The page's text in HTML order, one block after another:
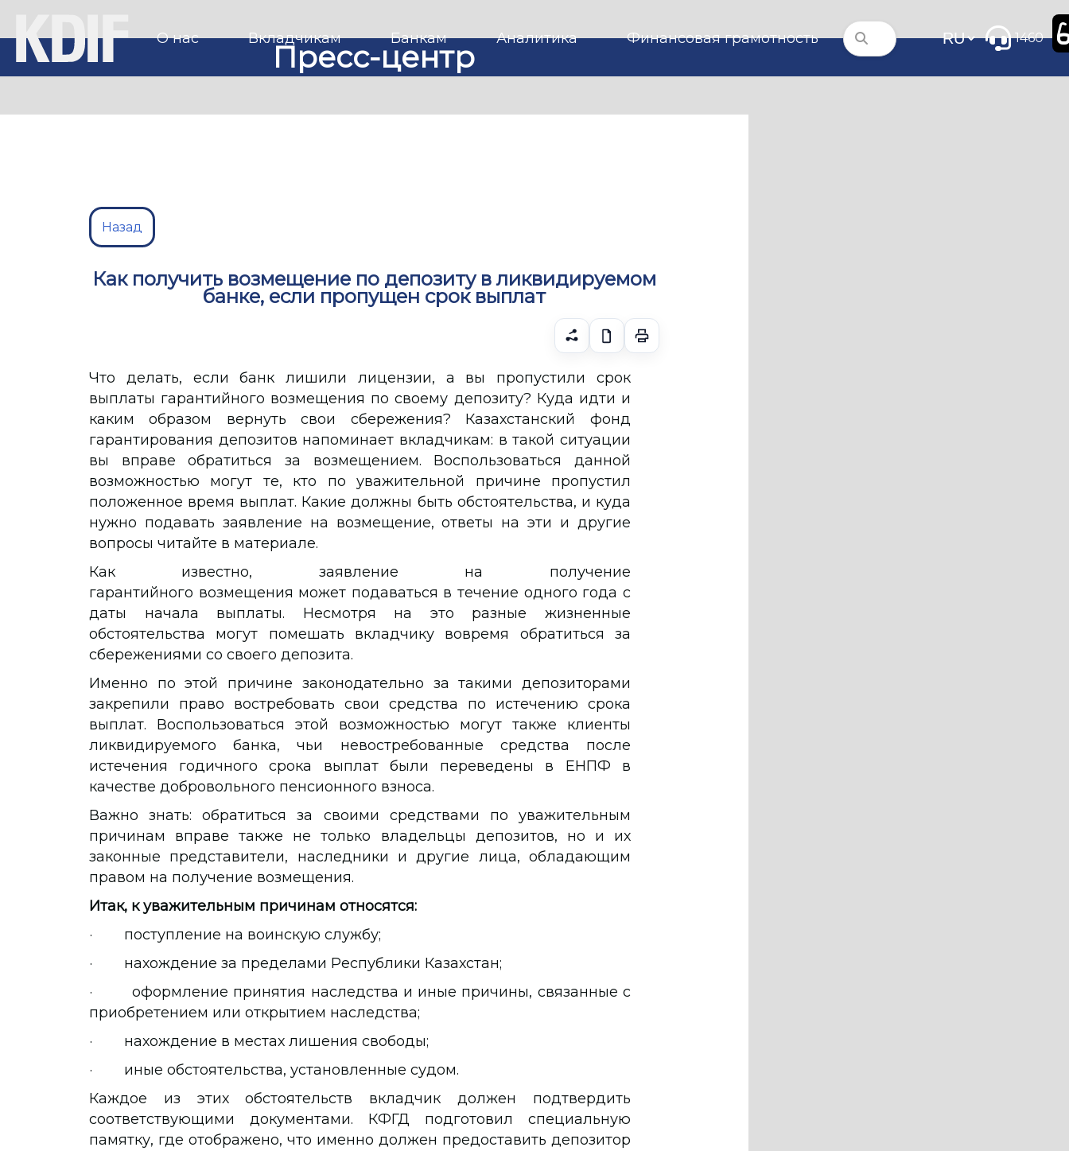
О нас Вкладчикам Банкам Аналитика Финансовая грамотность 1460
Пресс-центр
Назад
Как получить возмещение по депозиту в ликвидируемом
банке, если пропущен срок выплат
Что делать, если банк лишили лицензии, а вы пропустили срок
выплаты гарантийного возмещения по своему депозиту? Куда идти и
каким образом вернуть свои сбережения? Казахстанский фонд
гарантирования депозитов напоминает вкладчикам: в такой ситуации
вы вправе обратиться за возмещением. Воспользоваться данной
возможностью могут те, кто по уважительной причине пропустил
положенное время выплат. Какие должны быть обстоятельства, и куда
нужно подавать заявление на возмещение, ответы на эти и другие
вопросы читайте в материале.
Как известно, заявление на получение
гарантийного возмещения может подаваться в течение одного года с
даты начала выплаты. Несмотря на это разные жизненные
обстоятельства могут помешать вкладчику вовремя обратиться за
сбережениями со своего депозита.
Именно по этой причине законодательно за такими депозиторами
закрепили право востребовать свои средства по истечению срока
выплат. Воспользоваться этой возможностью могут также клиенты
ликвидируемого банка, чьи невостребованные средства после
истечения годичного срока выплат были переведены в ЕНПФ в
качестве добровольного пенсионного взноса.
Важно знать: обратиться за своими средствами по уважительным
причинам вправе также не только владельцы депозитов, но и их
законные представители, наследники и другие лица, обладающим
правом на получение возмещения.
Итак, к уважительным причинам относятся:
· поступление на воинскую службу;
· нахождение за пределами Республики Казахстан;
· оформление принятия наследства и иные причины, связанные с
приобретением или открытием наследства;
· нахождение в местах лишения свободы;
· иные обстоятельства, установленные судом.
Каждое из этих обстоятельств вкладчик должен подтвердить
соответствующими документами. КФГД подготовил специальную
памятку, где отображено, что именно должен предоставить депозитор